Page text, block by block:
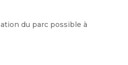
du parc possible à